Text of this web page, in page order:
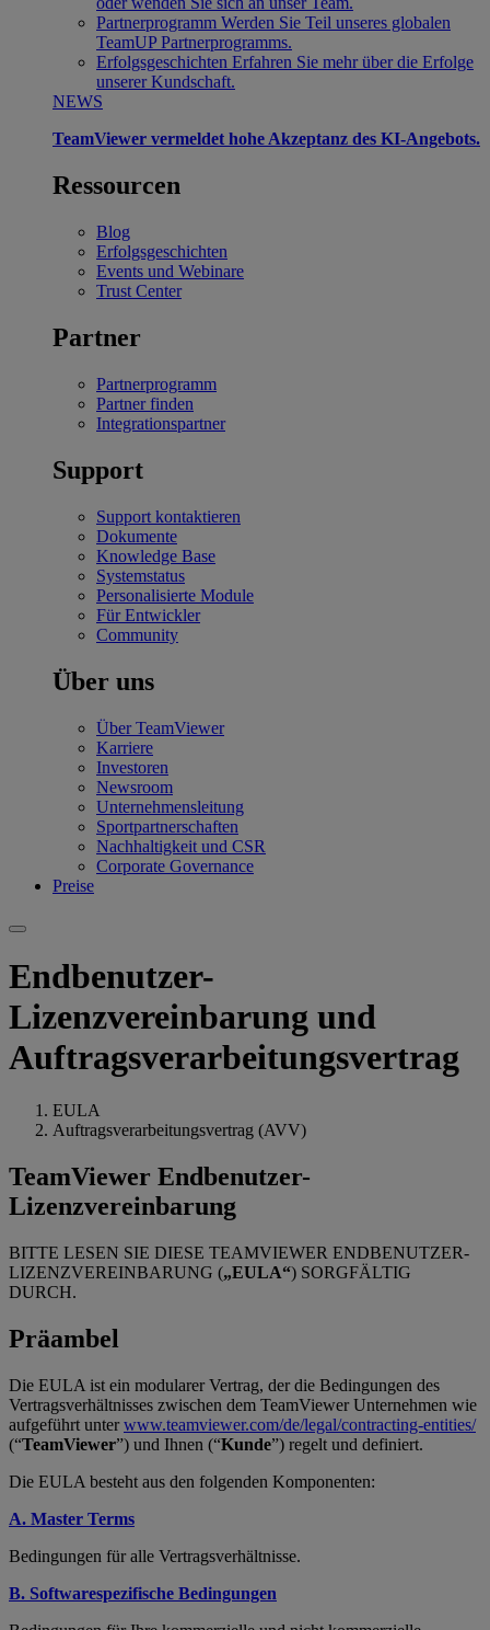
Partnerprogramm Werden Sie Teil unseres globalen
TeamUP Partnerprogramms.
Erfolgsgeschichten Erfahren Sie mehr über die Erfolge
unserer Kundschaft.
NEWS
TeamViewer vermeldet hohe Akzeptanz des KI-Angebots.
Ressourcen
Blog
Erfolgsgeschichten
Events und Webinare
Trust Center
Partner
Partnerprogramm
Partner finden
Integrationspartner
Support
Support kontaktieren
Dokumente
Knowledge Base
Systemstatus
Personalisierte Module
Für Entwickler
Community
Über uns
Über TeamViewer
Karriere
Investoren
Newsroom
Unternehmensleitung
Sportpartnerschaften
Nachhaltigkeit und CSR
Corporate Governance
Preise
Endbenutzer-
Lizenzvereinbarung und
Auftragsverarbeitungsvertrag
EULA
Auftragsverarbeitungsvertrag (AVV)
TeamViewer Endbenutzer-
Lizenzvereinbarung
BITTE LESEN SIE DIESE TEAMVIEWER ENDBENUTZER-
LIZENZVEREINBARUNG („EULA“) SORGFÄLTIG
DURCH.
Präambel
Die EULA ist ein modularer Vertrag, der die Bedingungen des
Vertragsverhältnisses zwischen dem TeamViewer Unternehmen wie
aufgeführt unterwww.teamviewer.com/de/legal/contracting-entities/
(“TeamViewer”) und Ihnen (“Kunde”) regelt und definiert.
Die EULA besteht aus den folgenden Komponenten:
A. Master Terms
Bedingungen für alle Vertragsverhältnisse.
B. Softwarespezifische Bedingungen